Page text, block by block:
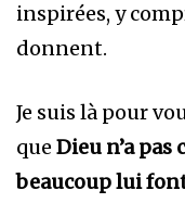
inspirées, y
donnent.
Je suis là pour
que Dieu n’a pas
beaucoup lui